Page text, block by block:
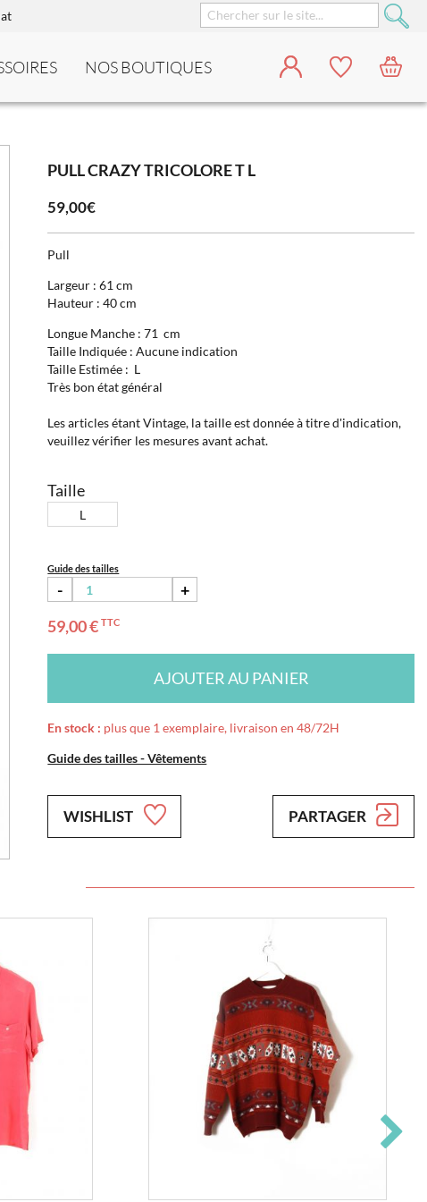
NOS BOUTIQUES
PULL CRAZY TRICOLORE T L
59,00€
Pull
Largeur : 61 cm
Hauteur : 40 cm
Longue Manche : 71 cm
Taille Indiquée : Aucune indication
Taille Estimée : L
Très bon état général
Les articles étant Vintage, la taille est donnée à titre d'indication,
veuillez vérifier les mesures avant achat.
Taille
L
Guide des tailles
-
+
59,00 €TTC
AJOUTER AU PANIER
En stock : plus que 1 exemplaire, livraison en 48/72H
Guide des tailles - Vêtements
WISHLIST PARTAGER